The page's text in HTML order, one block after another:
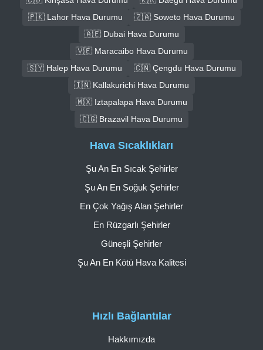
🇵🇰 Lahor Hava Durumu
🇿🇦 Soweto Hava Durumu
🇦🇪 Dubai Hava Durumu
🇻🇪 Maracaibo Hava Durumu
🇸🇾 Halep Hava Durumu
🇨🇳 Çengdu Hava Durumu
🇮🇳 Kallakurichi Hava Durumu
🇲🇽 Iztapalapa Hava Durumu
🇨🇬 Brazavil Hava Durumu
Hızlı Bağlantılar
Hakkımızda
Hava Sıcaklıkları
Şu An En Sıcak Şehirler
Şu An En Soğuk Şehirler
En Çok Yağış Alan Şehirler
En Rüzgarlı Şehirler
Güneşli Şehirler
Şu An En Kötü Hava Kalitesi